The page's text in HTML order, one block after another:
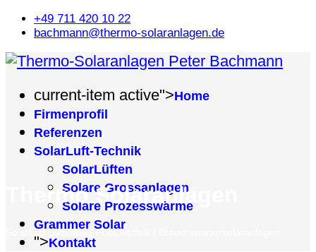
+49 711 420 10 22
bachmann@thermo-solaranlagen.de
current-item active">Home
Firmenprofil
Referenzen
SolarLuft-Technik
SolarLüften
Solare Grossanlagen
Solare Prozesswärme
Grammer Solar
">Kontakt
Thermo Solaranlagen
SolarLuft Systeme | Photovoltaik | Brauchwassersolaranlagen